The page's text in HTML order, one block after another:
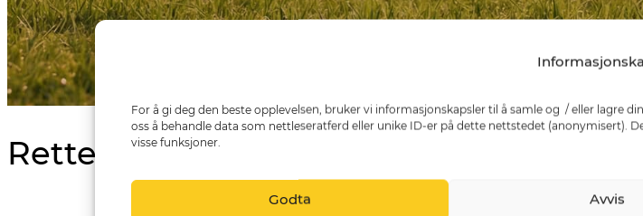
For å gi deg den beste opplevelsen, bruker vi informasjonskapsler til å samle og / eller lagre
oss å behandle data som nettleseratferd eller unike ID-er på dette nettstedet (anonymisert).
visse funksjoner.
Godta Avvis
Rettedal Bilkontroll AS og Fluid Film